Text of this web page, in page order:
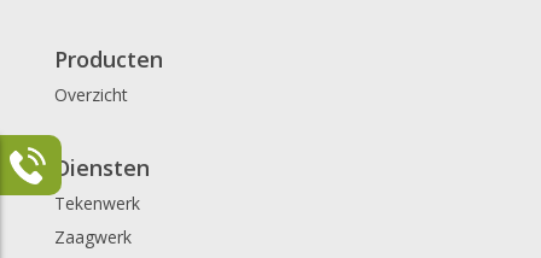
Producten
Overzicht
Diensten
Tekenwerk
Zaagwerk